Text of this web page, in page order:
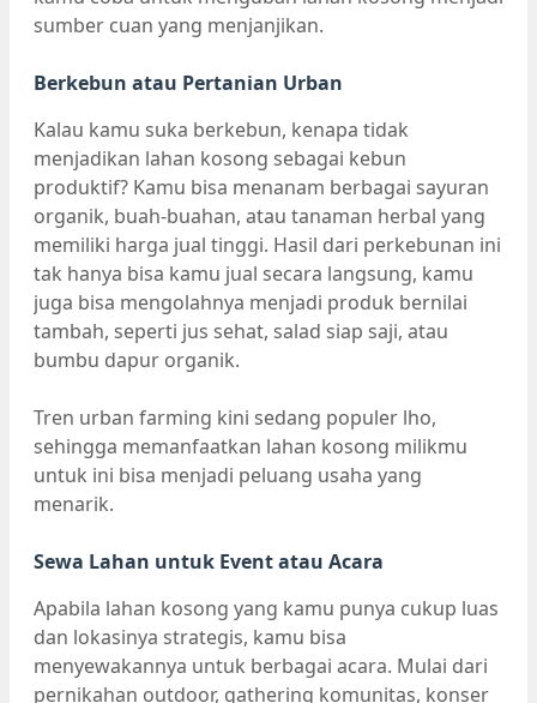
sumber cuan yang menjanjikan.
Berkebun atau Pertanian Urban
Kalau kamu suka berkebun, kenapa tidak
menjadikan lahan kosong sebagai kebun
produktif? Kamu bisa menanam berbagai sayuran
organik, buah-buahan, atau tanaman herbal yang
memiliki harga jual tinggi. Hasil dari perkebunan ini
tak hanya bisa kamu jual secara langsung, kamu
juga bisa mengolahnya menjadi produk bernilai
tambah, seperti jus sehat, salad siap saji, atau
bumbu dapur organik.
Tren urban farming kini sedang populer lho,
sehingga memanfaatkan lahan kosong milikmu
untuk ini bisa menjadi peluang usaha yang
menarik.
Sewa Lahan untuk Event atau Acara
Apabila lahan kosong yang kamu punya cukup luas
dan lokasinya strategis, kamu bisa
menyewakannya untuk berbagai acara. Mulai dari
pernikahan outdoor, gathering komunitas, konser